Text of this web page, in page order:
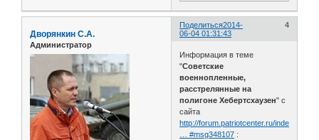
Поделиться 4
2014-
06-04 01:31:43
Дворянкин С.А.
Администратор
Информация в теме
"Советские
военнопленные,
расстрелянные на
полигоне Хебертсхаузен" с
сайта
http://forum.patriotcenter.ru/index.php
… #msg348107 :